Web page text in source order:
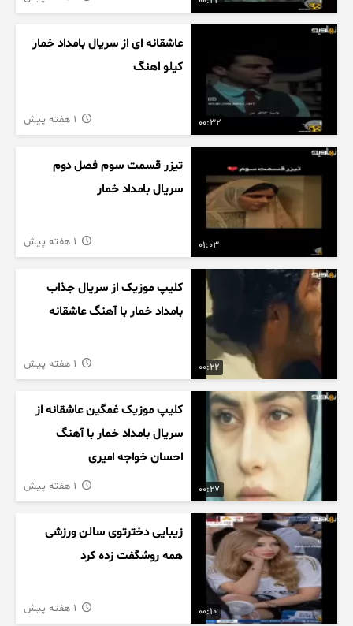
00:32
عاشقانه ای از سریال بامداد خمار
کیلو اهنگ
01:03
تیزر قسمت سوم فصل دوم
سریال بامداد خمار
00:22
کلیپ موزیک از سریال جذاب
بامداد خمار با آهنگ عاشقانه
00:27
کلیپ موزیک غمگین عاشقانه از
سریال بامداد خمار با آهنگ
احسان خواجه امیری
00:10
زیبایی دخترتوی سالن ورزشی
همه روشگفت زده کرد